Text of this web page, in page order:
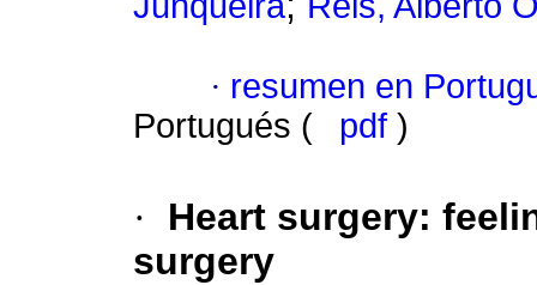
· resumen en
Portugués (
pdf )
· Heart surgery:
surgery